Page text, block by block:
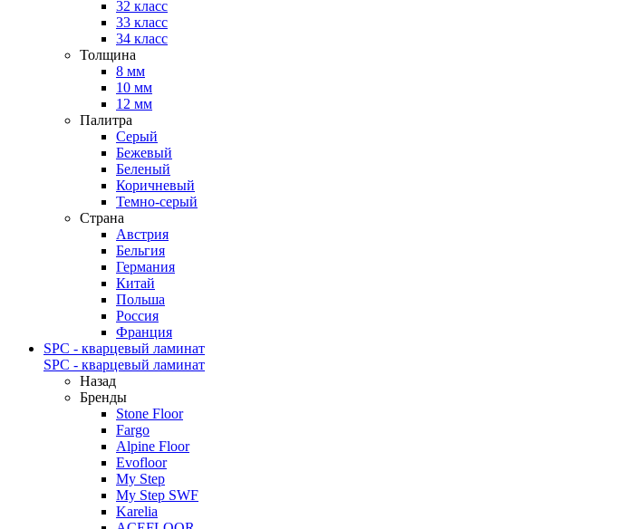
32 класс
33 класс
34 класс
Толщина
8 мм
10 мм
12 мм
Палитра
Серый
Бежевый
Беленый
Коричневый
Темно-серый
Страна
Австрия
Бельгия
Германия
Китай
Польша
Россия
Франция
SPC - кварцевый ламинат
SPC - кварцевый ламинат
Назад
Бренды
Stone Floor
Fargo
Alpine Floor
Evofloor
My Step
My Step SWF
Karelia